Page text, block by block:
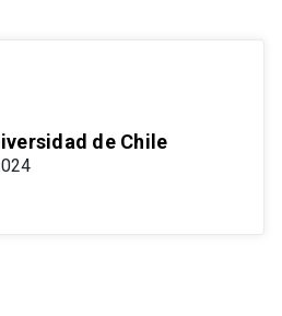
de Chile